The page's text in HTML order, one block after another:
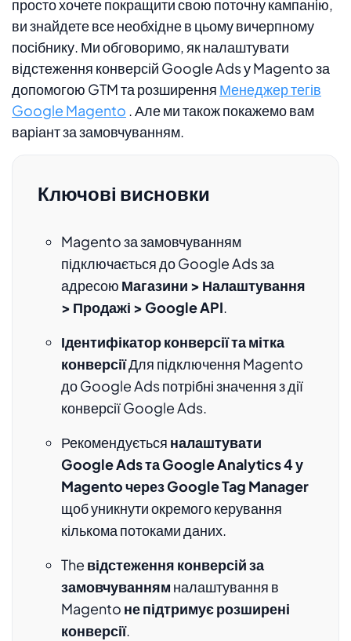
просто хочете покращити свою поточну кампанію,
ви знайдете все необхідне в цьому вичерпному
посібнику. Ми обговоримо, як налаштувати
відстеження конверсій Google Ads у Magento за
допомогою GTM та розширення Менеджер тегів
Google Magento . Але ми також покажемо вам
варіант за замовчуванням.
Ключові висновки
Magento за замовчуванням
підключається до Google Ads за
адресою Магазини > Налаштування
> Продажі > Google API.
Ідентифікатор конверсії та мітка
конверсіїДля підключення Magento
до Google Ads потрібні значення з дії
конверсії Google Ads.
Рекомендується налаштувати
Google Ads та Google Analytics 4 у ​​
Magento через Google Tag Manager
щоб уникнути окремого керування
кількома потоками даних.
The відстеження конверсій за
замовчуванням налаштування в
Magento не підтримує розширені
конверсії.